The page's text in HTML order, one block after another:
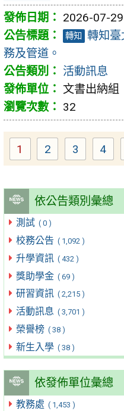
依公告類別彙總
測試 ( 0 )
校務公告 ( 1,092 )
升學資訊 ( 432 )
獎助學金 ( 69 )
研習資訊 ( 2,215 )
活動訊息 ( 3,701 )
榮譽榜 ( 38 )
新生入學 ( 38 )
依發佈單位彙總
教務處 ( 1,453 )
2026-07-29
轉知
轉知臺
務及管道。
活動訊息
文書出納組
32
Page
1 Page
2 Page
3 4